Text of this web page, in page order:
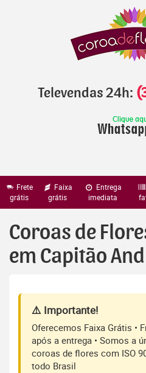
Televendas 24h:
Frete
grátis
Faixa
grátis
Entrega
imediata
Coroas de
em Capitão
⚠️ Importante!
Oferecemos Faixa Grátis •
após a entrega • Somos a
coroas de flores com ISO
todo Brasil